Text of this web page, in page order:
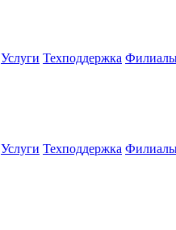
Услуги Техподдержка
Услуги Техподдержка